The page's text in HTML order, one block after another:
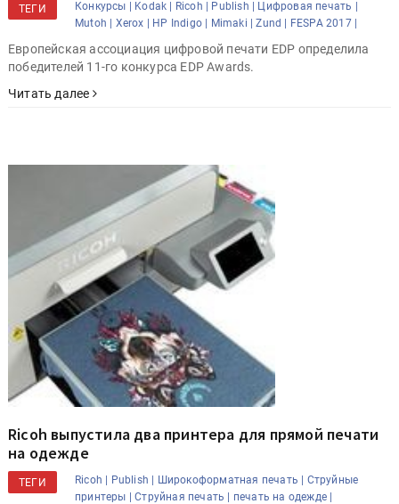
ТЕГИ Конкурсы | Kodak | Ricoh | Publish |
Цифровая печать |
Mutoh |
Xerox | HP Indigo | Mimaki | Zund | FESPA 2017 |
Европейская ассоциация цифровой печати EDP определила
победителей 11-го конкурса EDP Awards.
Читать далее
Ricoh выпустила два принтера для прямой печати
на одежде
ТЕГИ Ricoh | Publish | Широкоформатная печать | Струйные
принтеры | Струйная печать | печать на одежде |